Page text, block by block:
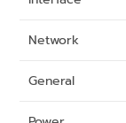
Network
General